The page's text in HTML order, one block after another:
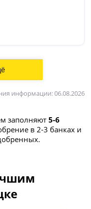
информации: 06.08.2026
заполняют5-6
в 2-3 банках и